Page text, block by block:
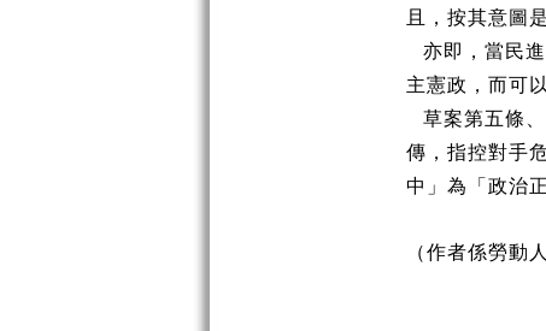
且，按其意圖
亦即，當民
主憲政，而可
草案第五條
傳，指控對手
中」為「政治
（作者係勞動